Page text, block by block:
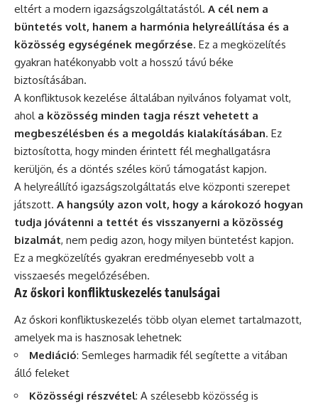
eltért a modern igazságszolgáltatástól. A cél nem a
büntetés volt, hanem a harmónia helyreállítása és a
közösség egységének megőrzése. Ez a megközelítés
gyakran hatékonyabb volt a hosszú távú béke
biztosításában.
A konfliktusok kezelése általában nyilvános folyamat volt,
ahol a közösség minden tagja részt vehetett a
megbeszélésben és a megoldás kialakításában. Ez
biztosította, hogy minden érintett fél meghallgatásra
kerüljön, és a döntés széles körű támogatást kapjon.
A helyreállító igazságszolgáltatás elve központi szerepet
játszott. A hangsúly azon volt, hogy a károkozó hogyan
tudja jóvátenni a tettét és visszanyerni a közösség
bizalmát, nem pedig azon, hogy milyen büntetést kapjon.
Ez a megközelítés gyakran eredményesebb volt a
visszaesés megelőzésében.
Az őskori konfliktuskezelés tanulságai
Az őskori konfliktuskezelés több olyan elemet tartalmazott,
amelyek ma is hasznosak lehetnek:
Mediáció: Semleges harmadik fél segítette a vitában
álló feleket
Közösségi részvétel: A szélesebb közösség is